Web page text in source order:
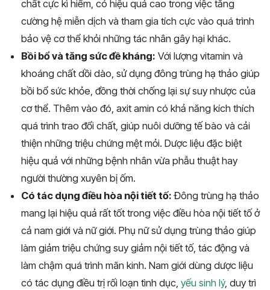
chất cực kì hiếm, có hiệu quả cao trong việc tăng
cường hệ miễn dịch và tham gia tích cực vào quá trình
bảo vệ cơ thể khỏi những tác nhân gây hại khác.
Bồi bổ và tăng sức đề kháng: Với lượng vitamin và
khoáng chất dồi dào, sử dụng đông trùng hạ thảo giúp
bồi bổ sức khỏe, đồng thời chống lại sự suy nhược của
cơ thể. Thêm vào đó, axit amin có khả năng kích thích
quá trình trao đổi chất, giúp nuôi dưỡng tế bào và cải
thiện những triệu chứng mệt mỏi. Dược liệu đặc biệt
hiệu quả với những bệnh nhân vừa phẫu thuật hay
người thường xuyên bị ốm.
Có tác dụng điều hòa nội tiết tố: Đông trùng hạ thảo
mang lại hiệu quả rất tốt trong việc điều hòa nội tiết tố ở
cả nam giới và nữ giới. Phụ nữ sử dụng trùng thảo giúp
làm giảm triệu chứng suy giảm nội tiết tố, tác động và
làm chậm quá trình mãn kinh. Nam giới dùng dược liệu
có tác dụng điều trị rối loạn tình dục, yếu sinh lý, duy trì